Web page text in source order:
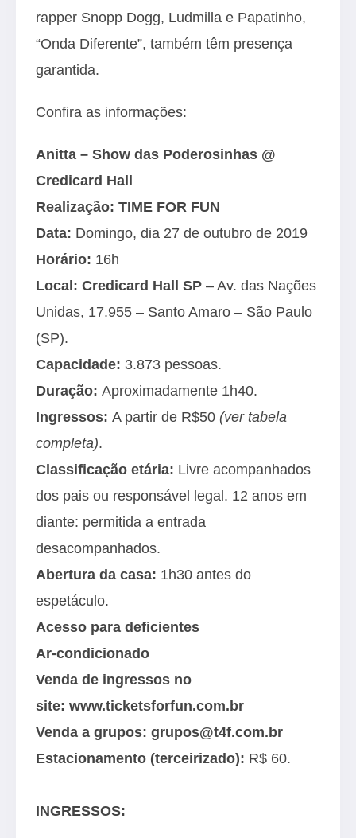
rapper Snopp Dogg, Ludmilla e Papatinho,
“Onda Diferente”, também têm presença
garantida.
Confira as informações:
Anitta – Show das Poderosinhas @
Credicard Hall
Realização: TIME FOR FUN
Data: Domingo, dia 27 de outubro de 2019
Horário: 16h
Local: Credicard Hall SP – Av. das Nações
Unidas, 17.955 – Santo Amaro – São Paulo
(SP).
Capacidade: 3.873 pessoas.
Duração: Aproximadamente 1h40.
Ingressos: A partir de R$50 (ver tabela
completa).
Classificação etária: Livre acompanhados
dos pais ou responsável legal. 12 anos em
diante: permitida a entrada
desacompanhados.
Abertura da casa: 1h30 antes do
espetáculo.
Acesso para deficientes
Ar-condicionado
Venda de ingressos no
site: www.ticketsforfun.com.br
Venda a grupos: grupos@t4f.com.br
Estacionamento (terceirizado): R$ 60.
INGRESSOS: